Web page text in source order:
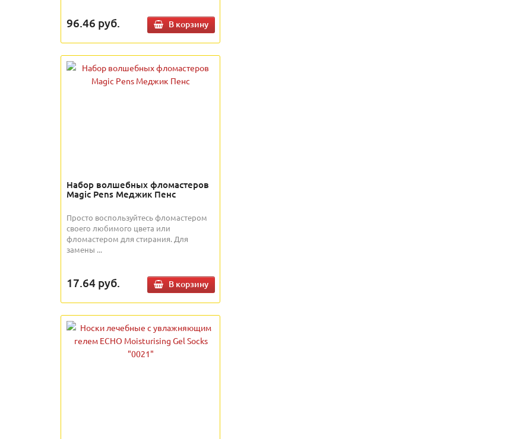
96.46 руб. В корзину
Набор волшебных фломастеров
Magic Pens Меджик Пенс
Просто воспользуйтесь фломастером
своего любимого цвета или
фломастером для стирания. Для
замены ...
17.64 руб. В корзину